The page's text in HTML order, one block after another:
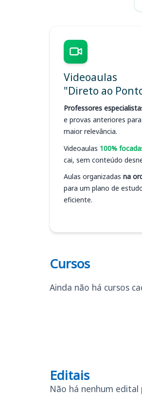
Videoaulas
"Direto ao
Professores
e provas anteriores
maior relevância.
Videoaulas 100%
cai, sem conteúdo
Aulas organizadas na
para um plano de
eficiente.
Cursos
Ainda não há cursos
Editais
Editais
Não há nenhum